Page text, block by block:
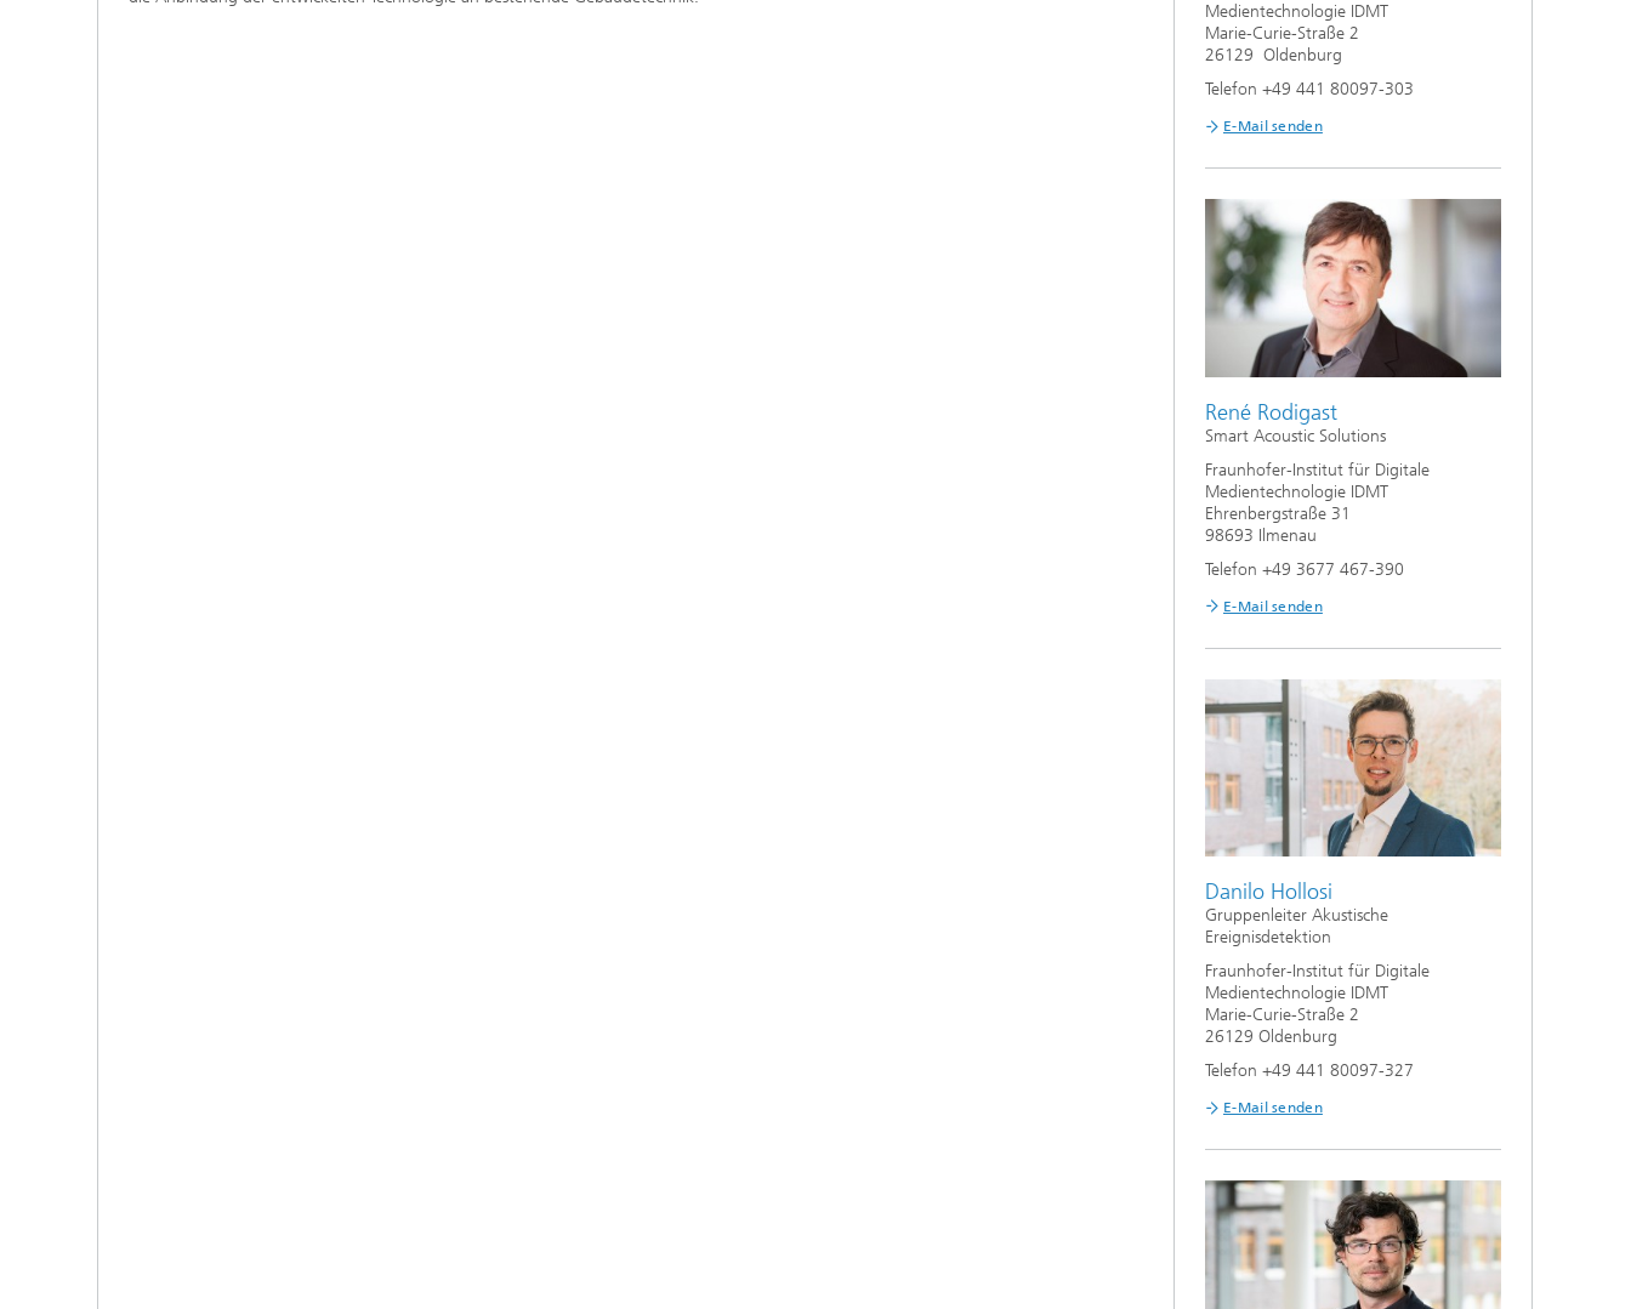
Medientechnologie IDMT
Marie-Curie-Straße 2
26129 Oldenburg
Telefon +49 441 80097-303
E-Mail senden
René Rodigast
Smart Acoustic Solutions
Fraunhofer-Institut für Digitale
Medientechnologie IDMT
Ehrenbergstraße 31
98693 Ilmenau
Telefon +49 3677 467-390
E-Mail senden
Danilo Hollosi
Gruppenleiter Akustische
Ereignisdetektion
Fraunhofer-Institut für Digitale
Medientechnologie IDMT
Marie-Curie-Straße 2
26129 Oldenburg
Telefon +49 441 80097-327
E-Mail senden